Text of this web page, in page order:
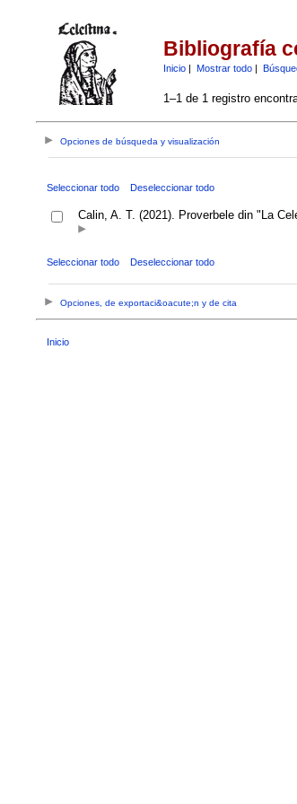
Bibliografía
Inicio| Mostrar todo|
1–1 de 1 registro
Opciones de búsqueda y visualización
Seleccionar todo Deseleccionar todo
Calin, A. T. (2021). Proverbele din "La
Seleccionar todo Deseleccionar todo
Opciones, de exportaci&oacute;n y de cita
Inicio